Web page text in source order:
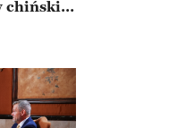
chińskim